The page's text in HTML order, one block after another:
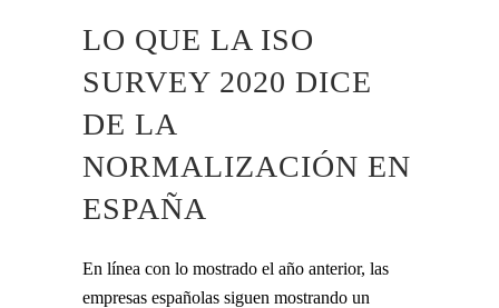
LO QUE LA ISO
SURVEY 2020 DICE
DE LA
NORMALIZACIÓN EN
ESPAÑA
En línea con lo mostrado el año anterior, las
empresas españolas siguen mostrando un